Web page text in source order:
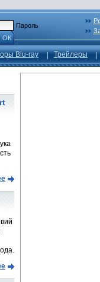
Пароль
ОК
Blu-ray Трейлеры